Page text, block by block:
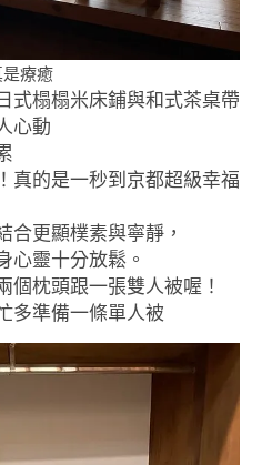
療癒
式榻榻米床鋪與和式茶桌帶
心動
真的是一秒到京都超級幸福
合更顯樸素與寧靜，
心靈十分放鬆。
個枕頭跟一張雙人被喔！
多準備一條單人被